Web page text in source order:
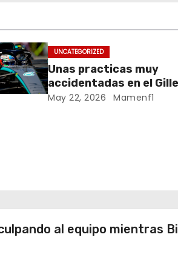
UNCATEGORIZED
Unas practicas muy
accidentadas en el
Villeneuve deja a Fernando en
May 22, 2026 Mamenf1
al equipo mientras